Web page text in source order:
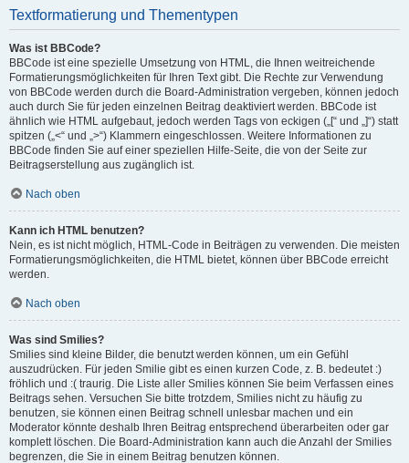
Textformatierung und Thementypen
Was ist BBCode?
BBCode ist eine spezielle Umsetzung von HTML, die Ihnen weitreichende
Formatierungsmöglichkeiten für Ihren Text gibt. Die Rechte zur Verwendung
von BBCode werden durch die Board-Administration vergeben, können jedoch
auch durch Sie für jeden einzelnen Beitrag deaktiviert werden. BBCode ist
ähnlich wie HTML aufgebaut, jedoch werden Tags von eckigen („[“ und „]“) statt
spitzen („<“ und „>“) Klammern eingeschlossen. Weitere Informationen zu
BBCode finden Sie auf einer speziellen Hilfe-Seite, die von der Seite zur
Beitragserstellung aus zugänglich ist.
Nach oben
Kann ich HTML benutzen?
Nein, es ist nicht möglich, HTML-Code in Beiträgen zu verwenden. Die meisten
Formatierungsmöglichkeiten, die HTML bietet, können über BBCode erreicht
werden.
Nach oben
Was sind Smilies?
Smilies sind kleine Bilder, die benutzt werden können, um ein Gefühl
auszudrücken. Für jeden Smilie gibt es einen kurzen Code, z. B. bedeutet :)
fröhlich und :( traurig. Die Liste aller Smilies können Sie beim Verfassen eines
Beitrags sehen. Versuchen Sie bitte trotzdem, Smilies nicht zu häufig zu
benutzen, sie können einen Beitrag schnell unlesbar machen und ein
Moderator könnte deshalb Ihren Beitrag entsprechend überarbeiten oder gar
komplett löschen. Die Board-Administration kann auch die Anzahl der Smilies
begrenzen, die Sie in einem Beitrag benutzen können.